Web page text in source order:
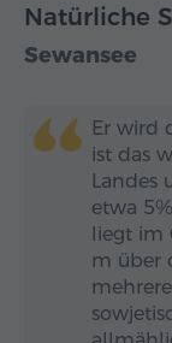
Natürliche
Sewansee
Er wird
ist das
Landes
etwa
liegt im
m über